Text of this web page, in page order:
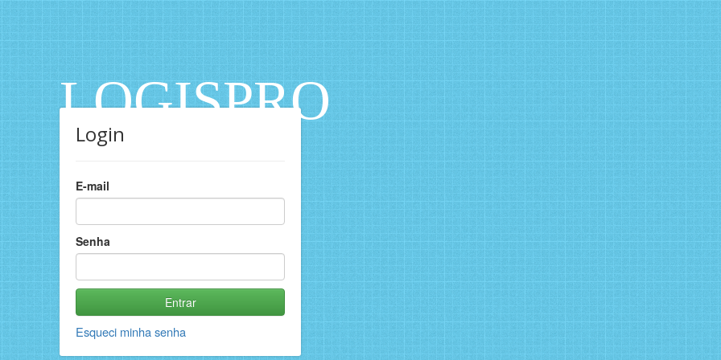
LOGISPRO
Login
E-mail
Senha
Esqueci minha senha